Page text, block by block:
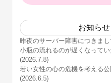
お知らせ
昨夜のサーバー障害につきま
小瓶の流れるのが遅くなって
(2026.7.8)
若い女性の心の危機を考える
(2026.6.5)